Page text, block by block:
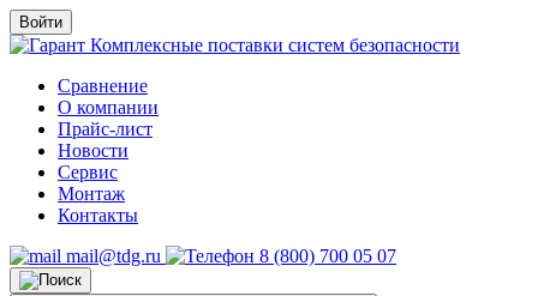
Войти
Комплексные поставки систем безопасности
Сравнение
О компании
Прайс-лист
Новости
Сервис
Монтаж
Контакты
mail@tdg.ru
8 (800) 700 05 07